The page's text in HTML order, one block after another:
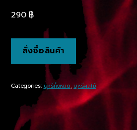
290 ฿
สั่งซื้อสินค้า
Categories: บุหรี่ทั้งหมด,บุหรี่ผลไม้